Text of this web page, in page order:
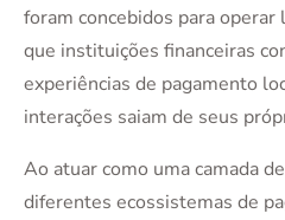
foram concebidos para
que instituições financeiras
experiências de pagamento
interações saiam de seus
Ao atuar como uma camada
diferentes ecossistemas de